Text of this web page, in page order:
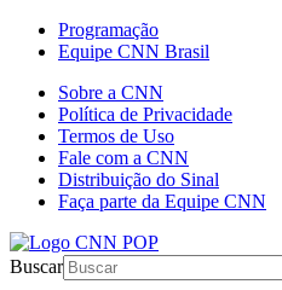
Programação
Equipe CNN Brasil
Sobre a CNN
Política de Privacidade
Termos de Uso
Fale com a CNN
Distribuição do Sinal
Faça parte da Equipe CNN
Buscar